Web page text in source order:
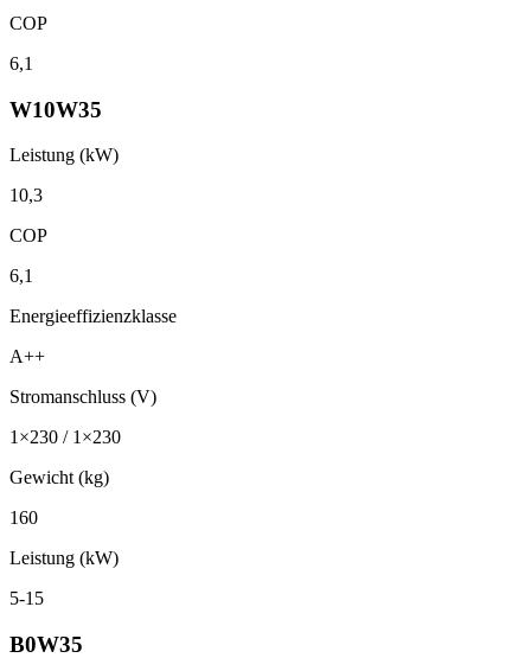
COP
6,1
W10W35
Leistung (kW)
10,3
COP
6,1
Energieeffizienzklasse
A++
Stromanschluss (V)
1×230 / 1×230
Gewicht (kg)
160
Leistung (kW)
5-15
B0W35